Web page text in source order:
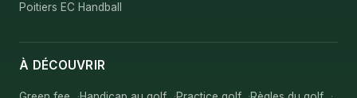
Poitiers EC Handball
À DÉCOUVRIR